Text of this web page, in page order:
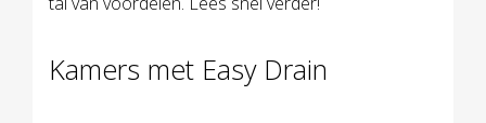
Kamers met Easy Drain